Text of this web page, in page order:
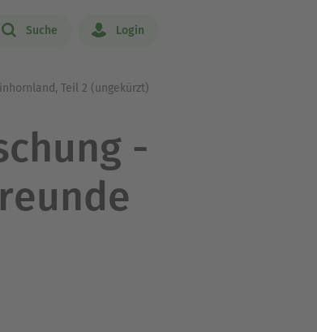
Suche Login
Teil 2 (ungekürzt)
-